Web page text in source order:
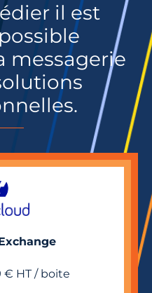
il est
messagerie
€ HT / boite